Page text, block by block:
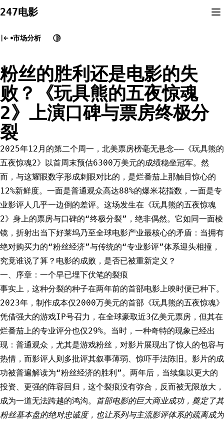
to
247电影
市场分析
粉丝的胜利还是电影的失
败？《玩具熊的五夜惊魂
2》上演口碑与票房终极分
裂
2025年12月的第二个周一，北美票房榜毫无悬念——《玩具熊的
五夜惊魂2》以首周末预估6300万美元的成绩稳坐冠军。然
而，与这耀眼数字形成刺眼对比的，是烂番茄上那触目惊心的
12%新鲜度。一面是普通观众高达88%的爆米花指数，一面是专
业影评人几乎一边倒的差评。这场发生在《玩具熊的五夜惊魂
2》身上的票房与口碑的“终极分裂”，绝非偶然。它如同一面棱
镜，折射出当下好莱坞乃至全球电影产业最核心的矛盾：当拥有
绝对购买力的“粉丝经济”与传统的“专业影评”体系迎头相撞，
究竟谁说了算？电影的成败，是否已被重新定义？
一、序章：一个早已埋下伏笔的裂痕
事实上，这种分裂的种子在两年前的首部电影上映时便已种下。
2023年，制作成本仅2000万美元的首部《玩具熊的五夜惊魂》
凭借强大的游戏IP号召力，在全球豪取近3亿美元票房，但其在
烂番茄上的专业评分也仅29%。当时，一种奇特的现象已经出
现：普通观众，尤其是游戏粉丝，对影片展现出了惊人的包容与
热情，而影评人则多批评其叙事薄弱、惊吓手法陈旧。影片的成
功被普遍解读为“粉丝经济的胜利”。两年后，当续集以更大的
投资、更强的阵容回归，这个裂痕没有弥合，反而被无限放大，
成为一道无法跨越的鸿沟。
首部电影的巨大商业成功，奠定了其
粉丝基本盘的绝对忠诚度，也让系列与主流影评体系的疏离成为